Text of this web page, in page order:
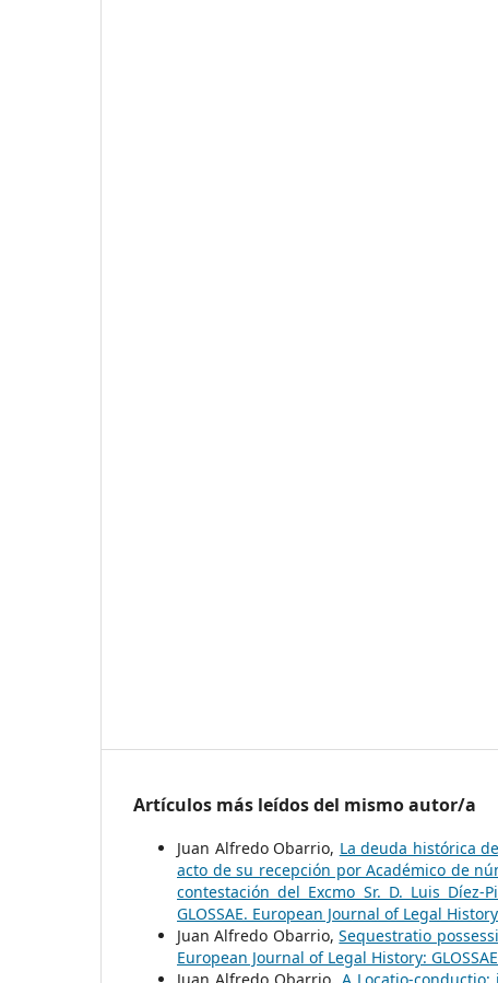
Artículos más leídos del mismo autor/a
Juan Alfredo Obarrio, La deuda histórica
acto de su recepción por Académico de
contestación del Excmo Sr. D. Luis
GLOSSAE. European Journal of Legal
Juan Alfredo Obarrio,Sequestratio
European Journal of Legal History: